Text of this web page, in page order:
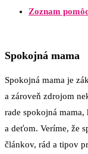
Zoznam
Spokojná mama
Spokojná mama je
a zároveň zdrojom
rade spokojná
a deťom. Veríme, že
článkov, rád a tipov